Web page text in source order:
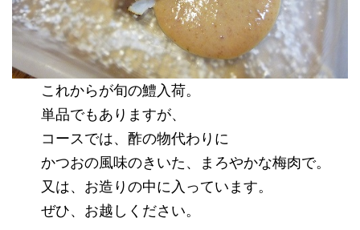
これからが旬の鱧入荷。
単品でもありますが、
コースでは、酢の物代わりに
かつおの風味のきいた、まろやかな梅肉で。
又は、お造りの中に入っています。
ぜひ、お越しください。